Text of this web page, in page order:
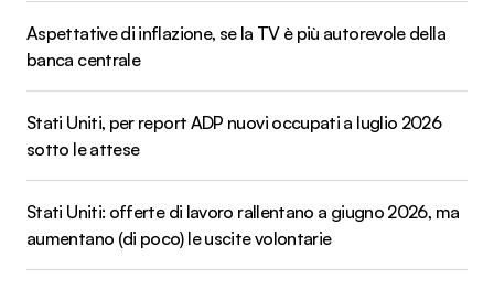
Aspettative di inflazione, se la TV è più autorevole della
banca centrale
Stati Uniti, per report ADP nuovi occupati a luglio 2026
sotto le attese
Stati Uniti: offerte di lavoro rallentano a giugno 2026, ma
aumentano (di poco) le uscite volontarie